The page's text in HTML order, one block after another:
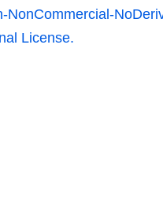
NonCommercial-
License.